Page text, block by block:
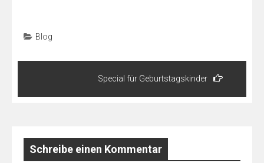
Blog
Beitragsnavigation
Special für Geburtstagskinder
Schreibe einen Kommentar